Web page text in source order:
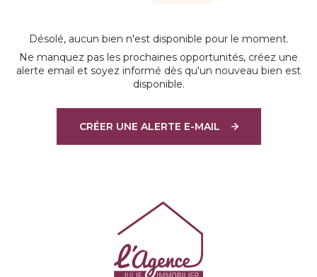
Désolé, aucun bien n'est disponible pour le moment.
Ne manquez pas les prochaines opportunités, créez une
alerte email et soyez informé dès qu'un nouveau bien est
disponible.
CRÉER UNE ALERTE E-MAIL